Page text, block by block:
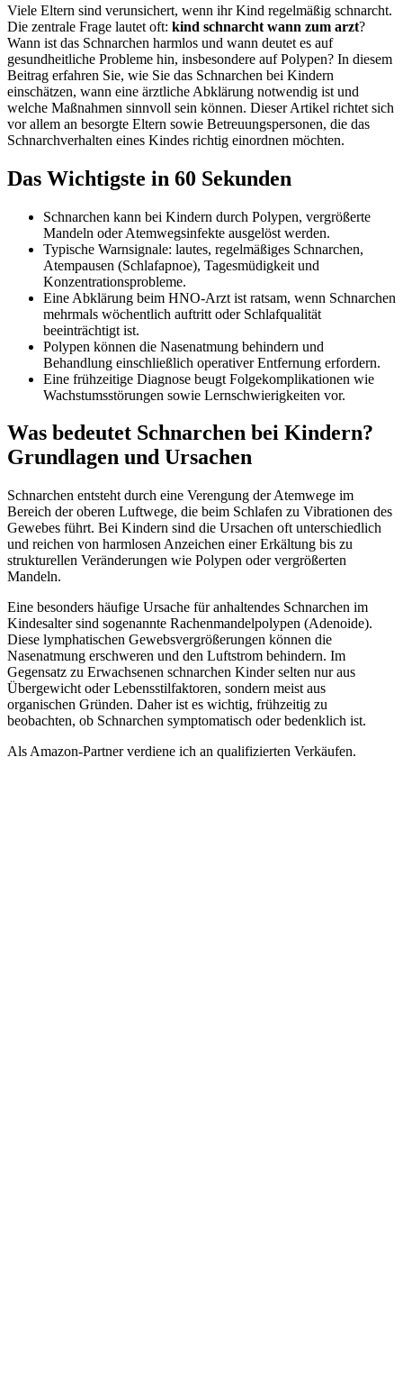
Viele Eltern sind verunsichert, wenn ihr Kind regelmäßig schnarcht.
Die zentrale Frage lautet oft: kind schnarcht wann zum arzt?
Wann ist das Schnarchen harmlos und wann deutet es auf
gesundheitliche Probleme hin, insbesondere auf Polypen? In diesem
Beitrag erfahren Sie, wie Sie das Schnarchen bei Kindern
einschätzen, wann eine ärztliche Abklärung notwendig ist und
welche Maßnahmen sinnvoll sein können. Dieser Artikel richtet sich
vor allem an besorgte Eltern sowie Betreuungspersonen, die das
Schnarchverhalten eines Kindes richtig einordnen möchten.
Das Wichtigste in 60 Sekunden
Schnarchen kann bei Kindern durch Polypen, vergrößerte
Mandeln oder Atemwegsinfekte ausgelöst werden.
Typische Warnsignale: lautes, regelmäßiges Schnarchen,
Atempausen (Schlafapnoe), Tagesmüdigkeit und
Konzentrationsprobleme.
Eine Abklärung beim HNO-Arzt ist ratsam, wenn Schnarchen
mehrmals wöchentlich auftritt oder Schlafqualität
beeinträchtigt ist.
Polypen können die Nasenatmung behindern und
Behandlung einschließlich operativer Entfernung erfordern.
Eine frühzeitige Diagnose beugt Folgekomplikationen wie
Wachstumsstörungen sowie Lernschwierigkeiten vor.
Was bedeutet Schnarchen bei Kindern?
Grundlagen und Ursachen
Schnarchen entsteht durch eine Verengung der Atemwege im
Bereich der oberen Luftwege, die beim Schlafen zu Vibrationen des
Gewebes führt. Bei Kindern sind die Ursachen oft unterschiedlich
und reichen von harmlosen Anzeichen einer Erkältung bis zu
strukturellen Veränderungen wie Polypen oder vergrößerten
Mandeln.
Eine besonders häufige Ursache für anhaltendes Schnarchen im
Kindesalter sind sogenannte Rachenmandelpolypen (Adenoide).
Diese lymphatischen Gewebsvergrößerungen können die
Nasenatmung erschweren und den Luftstrom behindern. Im
Gegensatz zu Erwachsenen schnarchen Kinder selten nur aus
Übergewicht oder Lebensstilfaktoren, sondern meist aus
organischen Gründen. Daher ist es wichtig, frühzeitig zu
beobachten, ob Schnarchen symptomatisch oder bedenklich ist.
Als Amazon-Partner verdiene ich an qualifizierten Verkäufen.